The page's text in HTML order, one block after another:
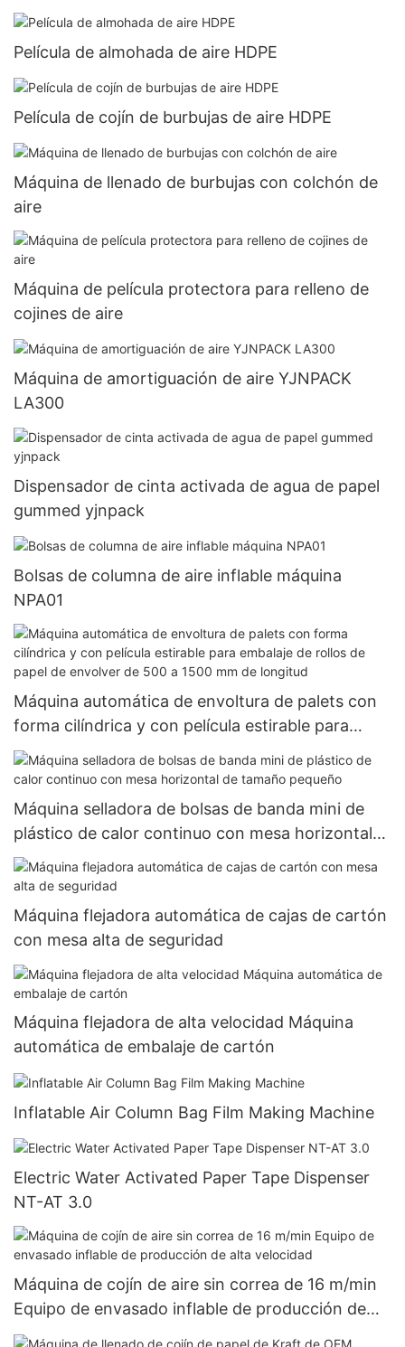
Película de almohada de aire HDPE
Película de cojín de burbujas de aire HDPE
Máquina de llenado de burbujas con colchón de
aire
Máquina de película protectora para relleno de
cojines de aire
Máquina de amortiguación de aire YJNPACK
LA300
Dispensador de cinta activada de agua de papel
gummed yjnpack
Bolsas de columna de aire inflable máquina
NPA01
Máquina automática de envoltura de palets con
forma cilíndrica y con película estirable para
embalaje de rollos de papel de envolver de 500 a
1500 mm de longitud
Máquina selladora de bolsas de banda mini de
plástico de calor continuo con mesa horizontal
de tamaño pequeño
Máquina flejadora automática de cajas de cartón
con mesa alta de seguridad
Máquina flejadora de alta velocidad Máquina
automática de embalaje de cartón
Inflatable Air Column Bag Film Making Machine
Electric Water Activated Paper Tape Dispenser
NT-AT 3.0
Máquina de cojín de aire sin correa de 16 m/min
Equipo de envasado inflable de producción de
alta velocidad